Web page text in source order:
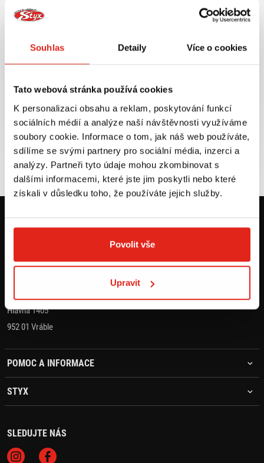
Souhlas Detaily Více o cookies
Tato webová stránka používá cookies
K personalizaci obsahu a reklam, poskytování funkcí
sociálních médií a analýze naší návštěvnosti využíváme
soubory cookie. Informace o tom, jak náš web používáte,
sdílíme se svými partnery pro sociální média, inzerci a
analýzy. Partneři tyto údaje mohou zkombinovat s
dalšími informacemi, které jste jim poskytli nebo které
získali v důsledku toho, že používáte jejich služby.
Povolit vše
Upravit
příslušenství ihned k
objednávky nad 2499 kč v
Zboží SKLADEM
expedujeme do 24 hod.
VÍCE INFO
Výměna velikosti ZDARMA
do 30 dnů
VÍCE INFO
KONTAKT
objednavky@styx.sk
Hlavná 1405
952 01 Vráble
POMOC A INFORMACE
STYX
SLEDUJTE NÁS